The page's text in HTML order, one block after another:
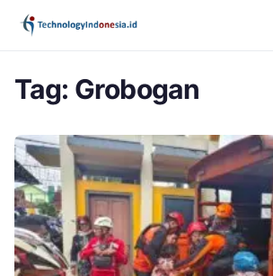
Tag: Grobogan